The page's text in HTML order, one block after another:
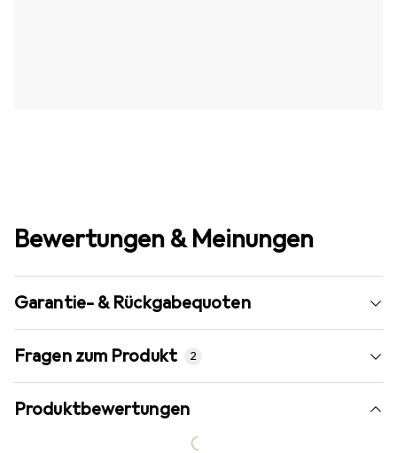
Bewertungen & Meinungen
Garantie- & Rückgabequoten
Fragen zum Produkt 2
Produktbewertungen